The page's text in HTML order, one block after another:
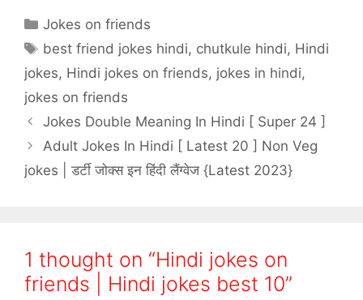
Categories
Jokes on friends
Tags
best friend jokes hindi, chutkule hindi, Hindi
jokes, Hindi jokes on friends, jokes in hindi,
jokes on friends
Jokes Double Meaning In Hindi [ Super 24 ]
Adult Jokes In Hindi [ Latest 20 ] Non Veg
jokes | डर्टी जोक्स इन हिंदी लैंग्वेज {Latest 2023}
1 thought on “Hindi jokes on
friends | Hindi jokes best 10”